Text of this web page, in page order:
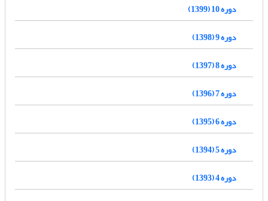
دوره 10 (1399)
دوره 9 (1398)
دوره 8 (1397)
دوره 7 (1396)
دوره 6 (1395)
دوره 5 (1394)
دوره 4 (1393)